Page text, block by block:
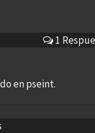
1
en pseint.